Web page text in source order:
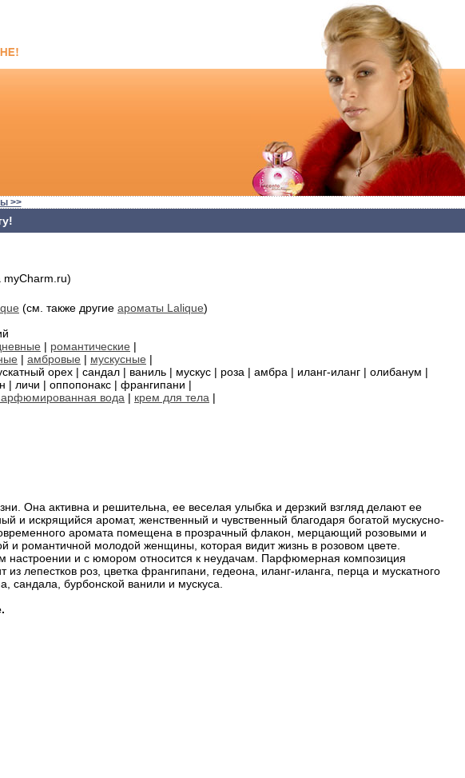
>>
myCharm.ru)
(см. также другие ароматы Lalique)
| романтические |
| амбровые | мускусные |
орех | сандал | ваниль | мускус | роза | амбра | иланг-иланг | олибанум |
| личи | оппопонакс | франгипани |
вода | крем для тела |
Она активна и решительна, ее веселая улыбка и дерзкий взгляд делают ее
и искрящийся аромат, женственный и чувственный благодаря богатой мускусно-
аромата помещена в прозрачный флакон, мерцающий розовыми и
и романтичной молодой женщины, которая видит жизнь в розовом цвете.
настроении и с юмором относится к неудачам. Парфюмерная композиция
лепестков роз, цветка франгипани, гедеона, иланг-иланга, перца и мускатного
бурбонской ванили и мускуса.